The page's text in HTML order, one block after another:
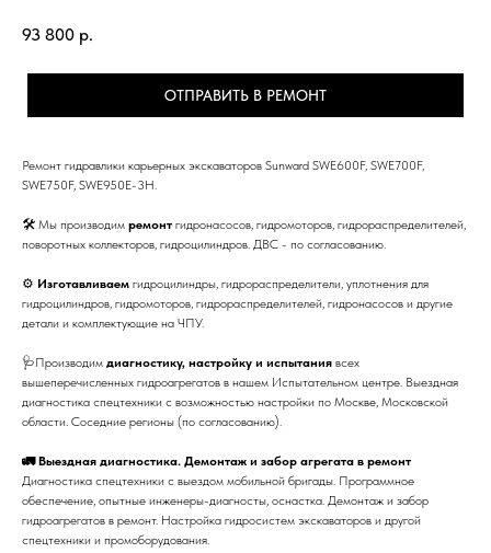
93 800 р.
ОТПРАВИТЬ В РЕМОНТ
Ремонт гидравлики карьерных экскаваторов Sunward SWE600F, SWE700F,
SWE750F, SWE950E-3H.
🛠 Мы производим ремонт гидронасосов, гидромоторов, гидрораспределителей,
поворотных коллекторов, гидроцилиндров. ДВС - по согласованию.
⚙ Изготавливаем гидроцилиндры, гидрораспределители, уплотнения для
гидроцилиндров, гидромоторов, гидрораспределителей, гидронасосов и другие
детали и комплектующие на ЧПУ.
🩺Производим диагностику, настройку и испытания всех
вышеперечисленных гидроагрегатов в нашем Испытательном центре. Выездная
диагностика спецтехники с возможностью настройки по Москве, Московской
области. Соседние регионы (по согласованию).
🚛 Выездная диагностика. Демонтаж и забор агрегата в ремонт
Диагностика спецтехники с выездом мобильной бригады. Программное
обеспечение, опытные инженеры-диагносты, оснастка. Демонтаж и забор
гидроагрегатов в ремонт. Настройка гидросистем экскаваторов и другой
спецтехники и промоборудования.